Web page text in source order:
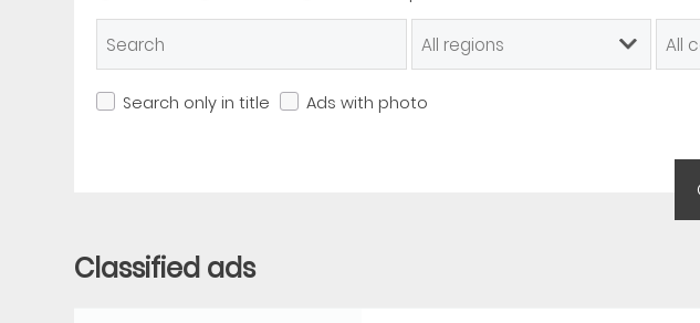
Search only in title Ads with photo
Classified ads